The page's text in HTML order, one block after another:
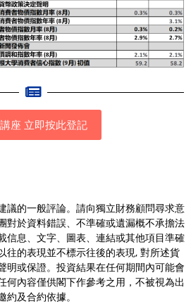
座 立即按此登記
議的一般評論。請向獨立財務顧問尋求意
對於資料錯誤、不準確或遺漏概不承擔法
信息、文字、圖表、連結或其他項目準確
往的表現並不標示往後的表現, 對所述貨
明或保證。投資結果在任何期間內可能會
何內容僅供閣下作參考之用，不被視為出
及合約依據。